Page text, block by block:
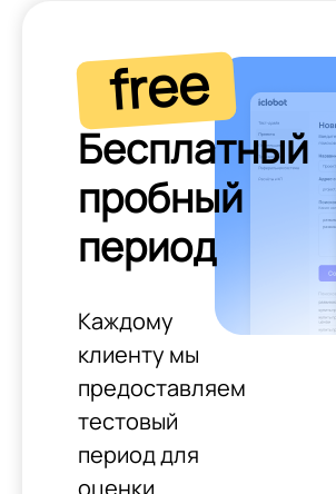
free
Бесплатный
пробный
период
Каждому
клиенту мы
предоставляем
тестовый
период для
оценки